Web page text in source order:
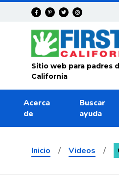
Avanza
Sitio web para padres
California
Acerca
de
Buscar
ayuda
Inicio / Videos /